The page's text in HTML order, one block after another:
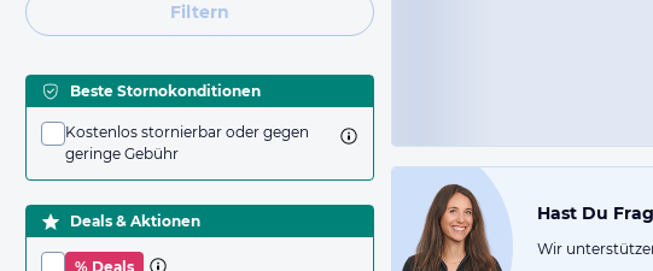
Filtern
Beste Stornokonditionen
Kostenlos stornierbar oder gegen
geringe Gebühr
Deals & Aktionen
% Deals
Hast Du
Wir